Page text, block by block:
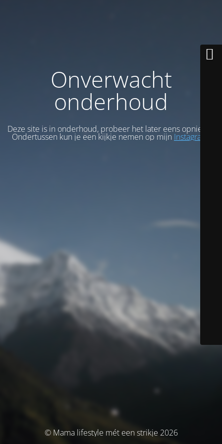
Onverwacht
onderhoud
Deze site is in onderhoud, probeer het later eens opnieuw.
Ondertussen kun je een kijkje nemen op mijn Instagram
© Mama lifestyle mét een strikje 2026